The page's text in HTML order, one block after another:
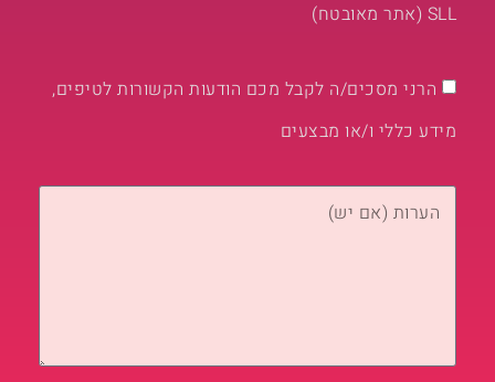
SLL (אתר מאובטח)
הרני מסכים/ה לקבל מכם הודעות הקשורות לטיפים,
מידע כללי ו/או מבצעים